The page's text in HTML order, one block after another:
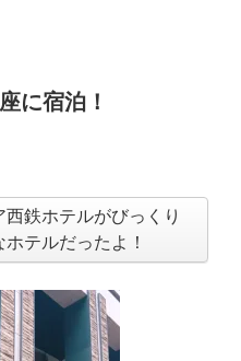
に宿泊！
鉄ホテルがびっくり
テルだったよ！